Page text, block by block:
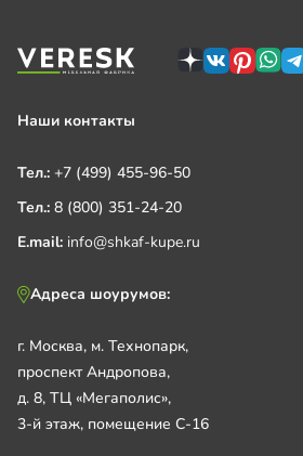
Наши контакты
Тел.: +7 (499) 455-96-50
Тел.: 8 (800) 351-24-20
E.mail: info@shkaf-kupe.ru
Адреса шоурумов:
г. Москва, м. Технопарк,
проспект Андропова,
д. 8, ТЦ «Мегаполис»,
3-й этаж, помещение С-16